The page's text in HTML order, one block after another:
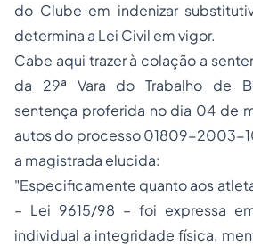
do Clube em indenizar
determina a Lei Civil em vigor.
Cabe aqui trazer à colação a
da 29ª Vara do Trabalho de
sentença proferida no dia 04 de
autos do processo 01809-
a magistrada elucida:
"Especificamente quanto aos
– Lei 9615/98 – foi expressa
individual a integridade física,